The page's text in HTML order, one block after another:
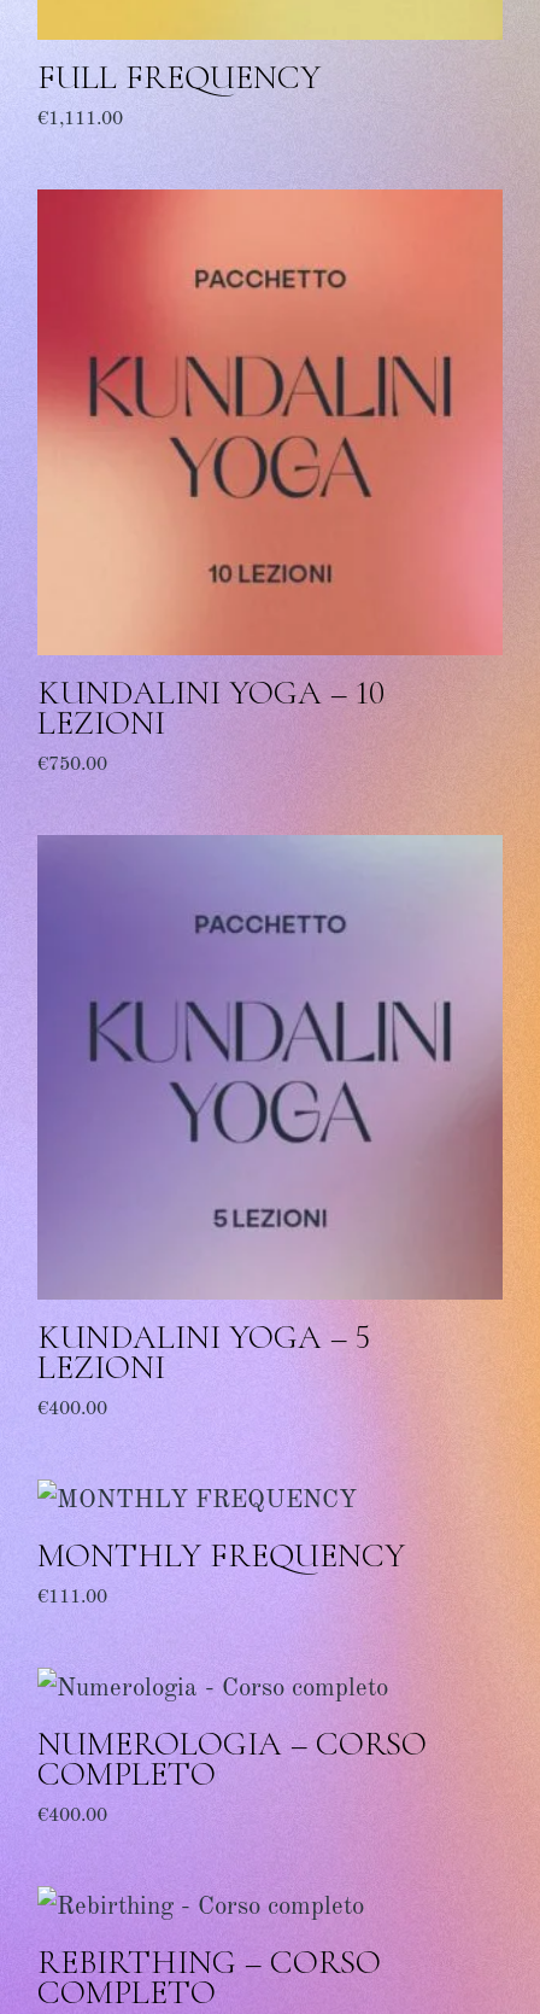
FULL FREQUENCY
€1,111.00
KUNDALINI YOGA – 10
LEZIONI
€750.00
KUNDALINI YOGA – 5
LEZIONI
€400.00
MONTHLY FREQUENCY
€111.00
NUMEROLOGIA – CORSO
COMPLETO
€400.00
REBIRTHING – CORSO
COMPLETO